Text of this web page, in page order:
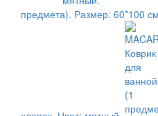
предмета). Размер: 60*100